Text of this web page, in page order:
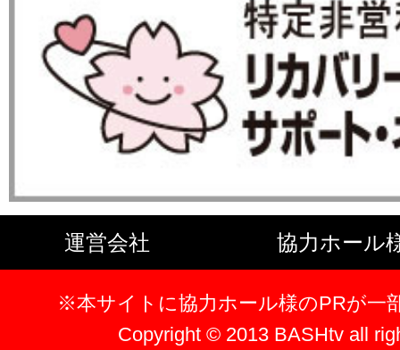
運営会社 協力ホール
※本サイトに協力ホール様のPRが一
Copyright © 2013 BASHtv all